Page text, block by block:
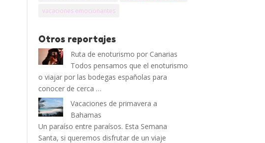
vacaciones emocionantes
Otros reportajes
Ruta de enoturismo por Canarias
Todos pensamos que el enoturismo
o viajar por las bodegas españolas para
conocer de cerca …
Vacaciones de primavera a
Bahamas
Un paraíso entre paraísos. Esta Semana
Santa, si queremos disfrutar de un viaje